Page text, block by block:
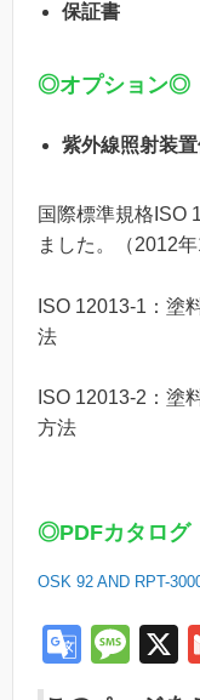
保証書
◎オプション◎
紫外線照射装
国際標準規格ISO
ました。（2012年
ISO 12013-1：塗
法
ISO 12013-2：塗
方法
◎PDFカタロ
OSK 92 AND RPT-
G
M